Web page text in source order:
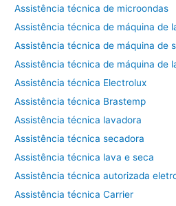
Assistência técnica de microondas
Assistência técnica de máquina de
Assistência técnica de máquina de
Assistência técnica de máquina de
Assistência técnica Electrolux
Assistência técnica Brastemp
Assistência técnica lavadora
Assistência técnica secadora
Assistência técnica lava e seca
Assistência técnica autorizada
Assistência técnica Carrier